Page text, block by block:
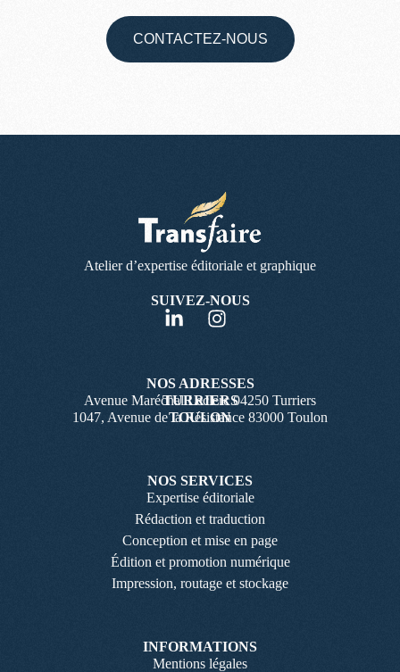
CONTACTEZ-NOUS
Atelier d’expertise éditoriale et graphique
SUIVEZ-NOUS
NOS ADRESSES
TURRIERS
Avenue Maréchal Leclerc 04250 Turriers
TOULON
1047, Avenue de la Résistance 83000 Toulon
NOS SERVICES
Expertise éditoriale
Rédaction et traduction
Conception et mise en page
Édition et promotion numérique
Impression, routage et stockage
INFORMATIONS
Mentions légales